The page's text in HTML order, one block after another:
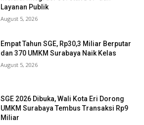
Layanan Publik
August 5, 2026
Empat Tahun SGE, Rp30,3 Miliar Berputar
dan 370 UMKM Surabaya Naik Kelas
August 5, 2026
SGE 2026 Dibuka, Wali Kota Eri Dorong
UMKM Surabaya Tembus Transaksi Rp9
Miliar